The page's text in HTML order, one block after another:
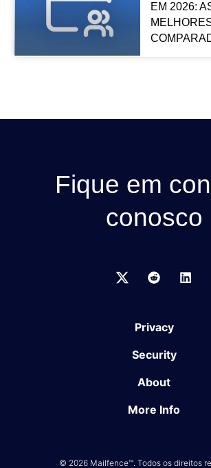
EM 2026:
Fique em
conosco
Privacy
Security
About
More Info
© 2026 Mailfence™. Todos os direitos